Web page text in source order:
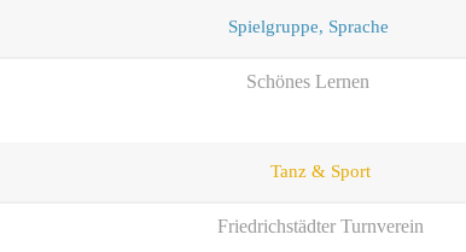
Spielgruppe, Sprache
Schönes Lernen
Tanz & Sport
Friedrichstädter Turnverein